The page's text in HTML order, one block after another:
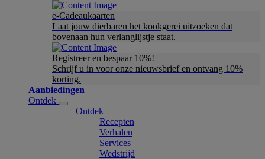
e-Cadeaukaarten
Laat jouw dierbaren het kookgerei uitzoeken dat
bovenaan hun verlanglijstje staat.
Registreer en bespaar 10%!
Schrijf u in voor onze nieuwsbrief en ontvang 10%
korting.
Aanbiedingen
Ontdek
Ontdek
Recepten
Verhalen
Services
Wedstrijd